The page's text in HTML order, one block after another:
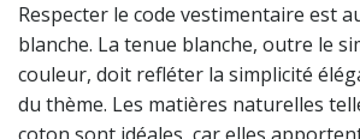
Respecter le code vestimentaire est
blanche. La tenue blanche, outre le
couleur, doit refléter la simplicité
du thème. Les matières naturelles